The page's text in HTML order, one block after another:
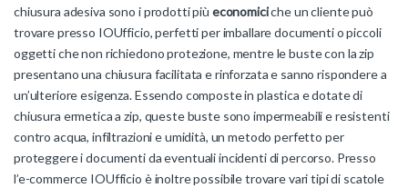
chiusura adesiva sono i prodotti più economiciche un cliente può
trovare presso IOUfficio, perfetti per imballare documenti o piccoli
oggetti che non richiedono protezione, mentre le buste con la zip
presentano una chiusura facilitata e rinforzata e sanno rispondere a
un’ulteriore esigenza. Essendo composte in plastica e dotate di
chiusura ermetica a zip, queste buste sono impermeabili e resistenti
contro acqua, infiltrazioni e umidità, un metodo perfetto per
proteggere i documenti da eventuali incidenti di percorso. Presso
l’e-commerce IOUfficio è inoltre possibile trovare vari tipi di scatole